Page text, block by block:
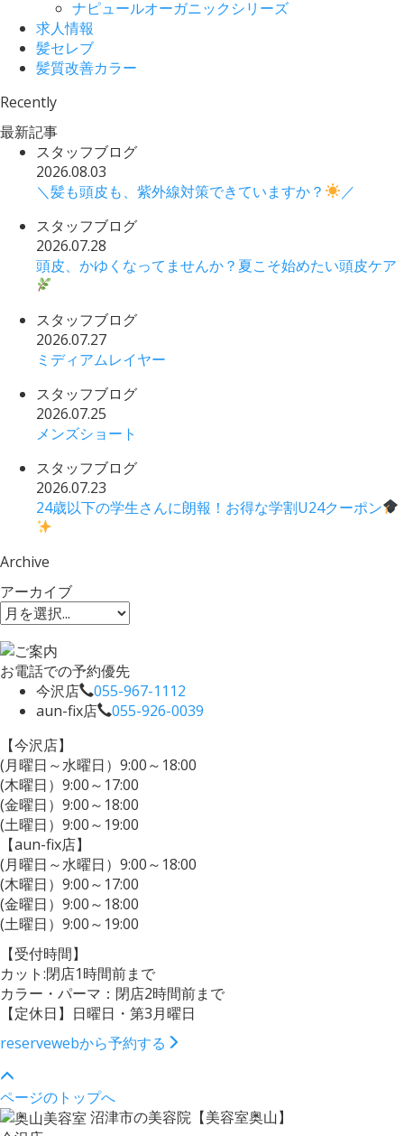
ナピュールオーガニックシリーズ
求人情報
髪セレブ
髪質改善カラー
Recently
最新記事
スタッフブログ
2026.08.03
＼髪も頭皮も、紫外線対策できていますか？
／
スタッフブログ
2026.07.28
頭皮、かゆくなってませんか？夏こそ始めたい頭皮ケア
スタッフブログ
2026.07.27
ミディアムレイヤー
スタッフブログ
2026.07.25
メンズショート
スタッフブログ
2026.07.23
24歳以下の学生さんに朗報！お得な学割U24クーポン
Archive
アーカイブ
お電話での予約優先
今沢店
055-967-1112
aun-fix店
055-926-0039
【今沢店】
(月曜日～水曜日）9:00～18:00
(木曜日）9:00～17:00
(金曜日）9:00～18:00
(土曜日）9:00～19:00
【aun-fix店】
(月曜日～水曜日）9:00～18:00
(木曜日）9:00～17:00
(金曜日）9:00～18:00
(土曜日）9:00～19:00
【受付時間】
カット:閉店1時間前まで
カラー・パーマ：閉店2時間前まで
【定休日】日曜日・第3月曜日
reservewebから予約する
ページのトップへ
沼津市の美容院【美容室奥山】